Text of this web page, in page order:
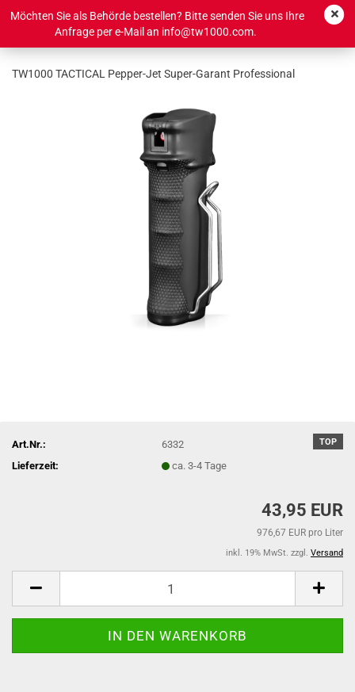
Möchten Sie als Behörde bestellen? Bitte senden Sie uns Ihre
Anfrage per e-Mail an info@tw1000.com.
TW1000 TACTICAL Pepper-Jet Super-Garant Professional
TOP
Art.Nr.:
6332
Lieferzeit:
ca. 3-4 Tage
43,95 EUR
976,67 EUR pro Liter
inkl. 19% MwSt. zzgl. Versand